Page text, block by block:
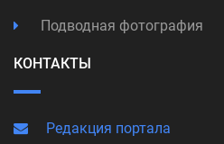
Подводная фотография
КОНТАКТЫ
Редакция портала